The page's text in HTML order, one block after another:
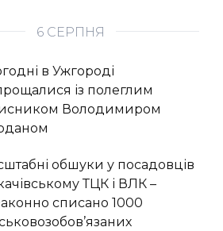
6 СЕРПНЯ
в Ужгороді
із полеглим
Володимиром
обшуки у посадовців
ТЦК і ВЛК –
списано 1000